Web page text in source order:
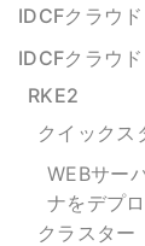
IDCFクラウ
IDCFクラウ
RKE2
クイックス
WEBサー
ナをデプ
クラスター